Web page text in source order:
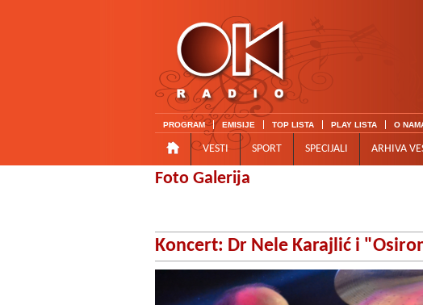
PROGRAM EMISIJE TOP LISTA PLAY LISTA O
VESTI SPORT SPECIJALI ARHIVA
Foto Galerija
Koncert: Dr Nele Karajlić i